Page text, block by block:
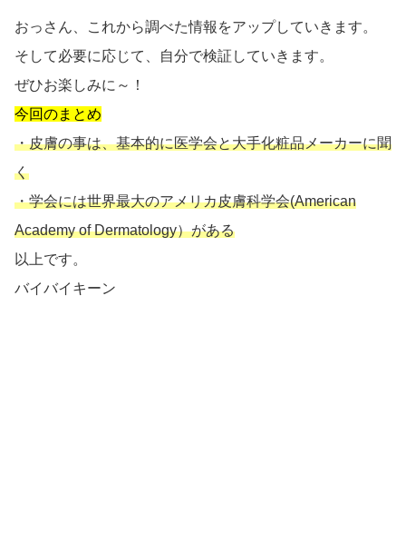
おっさん、これから調べた情報をアップしていきます。
そして必要に応じて、自分で検証していきます。
ぜひお楽しみに～！
今回のまとめ
・皮膚の事は、基本的に医学会と大手化粧品メーカーに聞
く
・学会には世界最大のアメリカ皮膚科学会(American
Academy of Dermatology）がある
以上です。
バイバイキーン